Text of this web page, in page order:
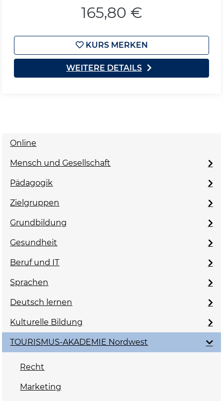
165,80 €
KURS MERKEN
WEITERE DETAILS
Online
Mensch und Gesellschaft
Pädagogik
Zielgruppen
Grundbildung
Gesundheit
Beruf und IT
Sprachen
Deutsch lernen
Kulturelle Bildung
TOURISMUS-AKADEMIE Nordwest
Recht
Marketing